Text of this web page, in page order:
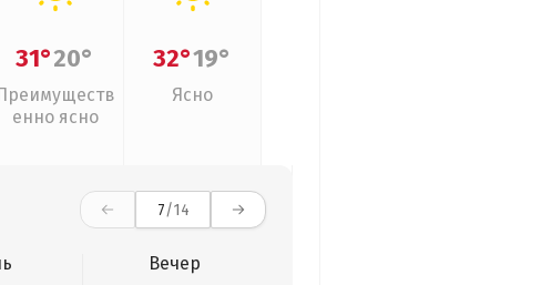
31°20°
енно ясно
32°19°
Ясно
7/14
Вечер